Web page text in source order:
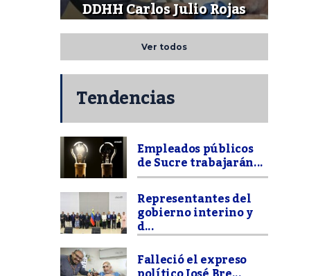
DDHH Carlos Julio Rojas
Ver todos
Tendencias
Empleados públicos
de Sucre trabajarán...
Representantes del
gobierno interino y
d...
Falleció el expreso